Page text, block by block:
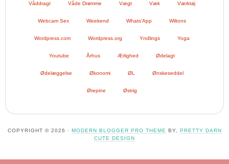
Våddragt Våde Drømme Vægt Væk Værktøj
Webcam Sex Weekend Whats'App Wiltons
Wordpress.com Wordpress.org Yndlings Yoga
Youtube Århus Ærlighed Ødelagt
Ødelæggelse Økonomi ØL Ønskeseddel
Ørepine Østrig
COPYRIGHT © 2026 · MODERN BLOGGER PRO THEME BY, PRETTY DARN
CUTE DESIGN